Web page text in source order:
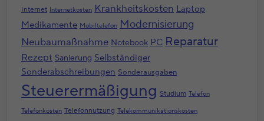
Internet Internetkosten Krankheitskosten Laptop
Medikamente Mobiltelefon Modernisierung
Neubaumaßnahme Notebook PC Reparatur
Rezept Sanierung Selbständiger
Sonderabschreibungen Sonderausgaben
Steuerermäßigung Studium Telefon
Telefonkosten Telefonnutzung Telekommunikationskosten